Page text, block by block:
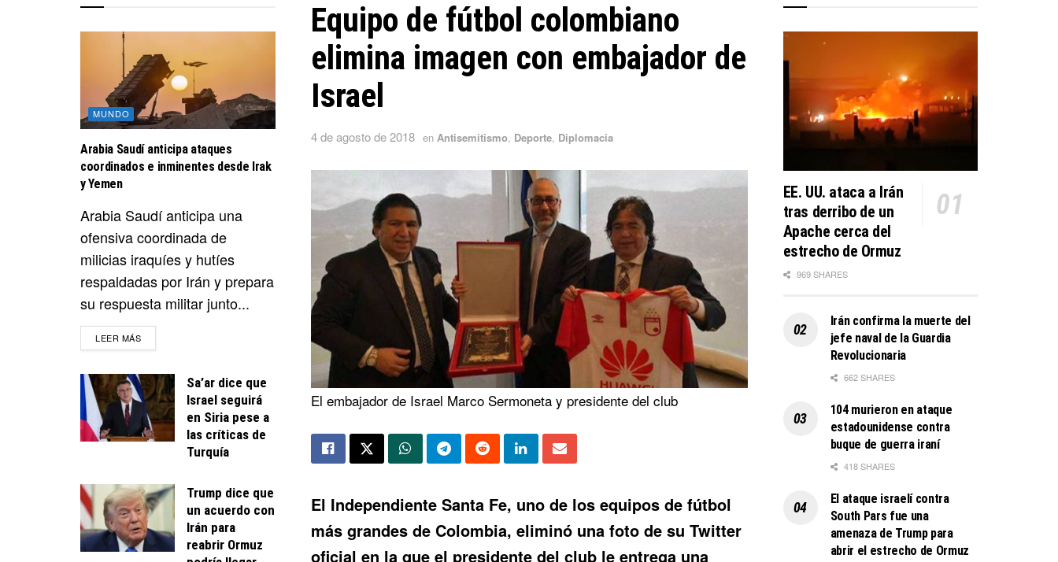
Equipo de fútbol colombiano
elimina imagen con embajador de
Israel
4 de agosto de 2018 en Antisemitismo, Deporte, Diplomacia
El embajador de Israel Marco Sermoneta y presidente del club
El Independiente Santa Fe, uno de los equipos de fútbol
más grandes de Colombia, eliminó una foto de su Twitter
oficial en la que el presidente del club le entrega una
MUNDO
Arabia Saudí anticipa ataques
coordinados e inminentes desde Irak
y Yemen
Arabia Saudí anticipa una
ofensiva coordinada de
milicias iraquíes y hutíes
respaldadas por Irán y prepara
su respuesta militar junto...
LEER MÁSDETAILS
Sa’ar dice que
Israel seguirá
en Siria pese a
las críticas de
Turquía
Trump dice que
un acuerdo con
Irán para
reabrir Ormuz
EE. UU. ataca a Irán
tras derribo de un
Apache cerca del
estrecho de Ormuz
969 SHARES
Irán confirma la muerte del
jefe naval de la Guardia
Revolucionaria
662 SHARES
104 murieron en ataque
estadounidense contra
buque de guerra iraní
418 SHARES
El ataque israelí contra
South Pars fue una
amenaza de Trump para
abrir el estrecho de Ormuz